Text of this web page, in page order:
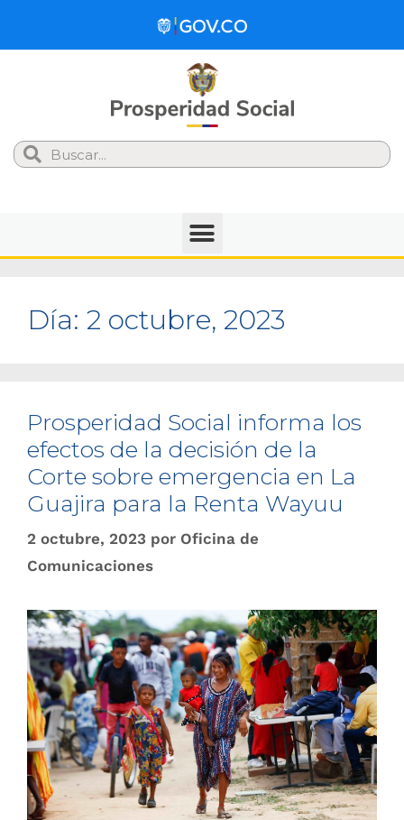
Search
Día: 2 octubre, 2023
Prosperidad Social informa los
efectos de la decisión de la
Corte sobre emergencia en La
Guajira para la Renta Wayuu
2 octubre, 2023 por Oficina de
Comunicaciones